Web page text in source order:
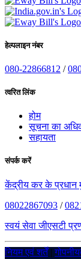
हेल्पलाइन नंबर
080-22866812 /
त्वरित लिंक
होम
सूचना का
सहायता
संपर्क करें
केंद्रीय कर के प्रधान
08022867093 /
स्वयं सेवा जीएसटी
नियम एवं शर्तें|